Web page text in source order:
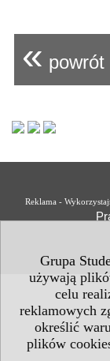
Grupa
używają
celu
reklamowych
określić
plików
« powrót
Reklama -